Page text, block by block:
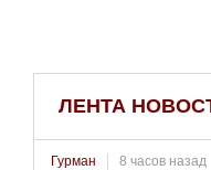
ЛЕНТА
Гурман 8 часов назад